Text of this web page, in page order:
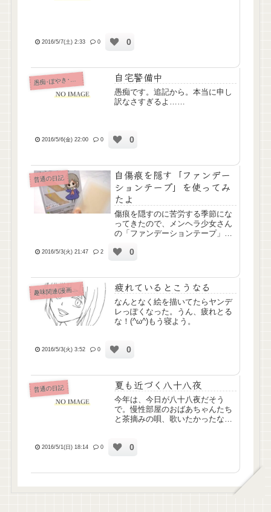
2016/5/7(土) 2:33 0 0
愚 痴･ぼやき･病み記事 自宅警備中
愚痴です。追記から。本当に申し
訳なさすぎるよ……
2016/5/6(金) 22:00 0 0
普通の日記
自傷痕を隠す「ファンデー
ションテープ」を使ってみ
たよ
傷痕を隠すのに苦労する季節にな
ってきたので、メンヘラ少女さん
の「ファンデーションテープ」を
ぞ。※比較のために自傷痕の画像
2016/5/3(火) 21:47 2 0
趣味関連(漫画ｱﾆﾒ排球etc) 疲れているとこうなる
なんとなく絵を描いてたらヤンデ
レっぽくなった。うん、疲れとる
な！(^ω^)もう寝よう。
2016/5/3(火) 3:52 0 0
普通の日記 夏も近づく八十八夜
今年は、今日が八十八夜だそう
で。慢性部屋のおばあちゃんたち
と茶摘みの唄、歌いたかったな
2016/5/1(日) 18:14 0 0